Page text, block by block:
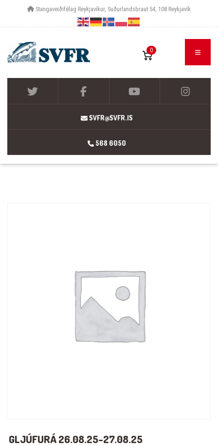
Stangaveiðifélag Reykjavíkur, Suðurlandsbraut 54, 108 Reykjavík
0
SVFR@SVFR.IS
568 6050
GLJÚFURÁ 26.08.25-27.08.25